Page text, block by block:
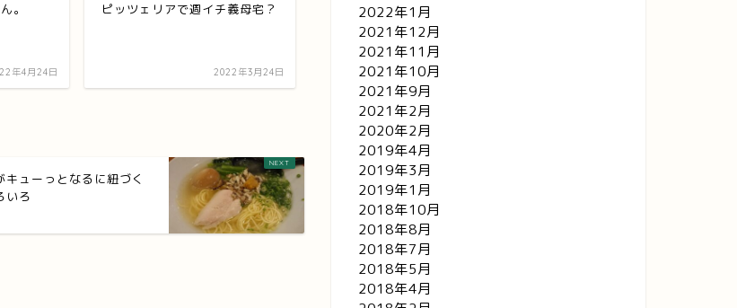
。
年4月24日
ピッツェリアで週イチ義母宅？
2022年3月24日
矢のごとし、に驚くこと多々あ
り
キューっとなるに紐づく
いろ
2022年1月
2021年12月
2021年11月
2021年10月
2021年9月
2021年2月
2020年2月
2019年4月
2019年3月
2019年1月
2018年10月
2018年8月
2018年7月
2018年5月
2018年4月